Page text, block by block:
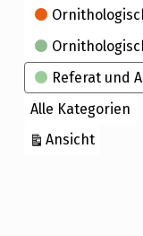
Referat und
Alle Kategorien
Ansicht